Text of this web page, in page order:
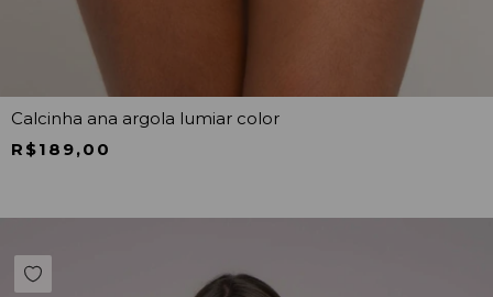
Calcinha ana argola lumiar color
R$189,00